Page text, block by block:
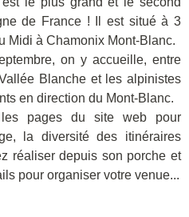
de France ! Il est situé à 3
Midi à Chamonix Mont-Blanc.
on y accueille, entre
Blanche et les alpinistes
en direction du Mont-Blanc.
pages du site web pour
la diversité des itinéraires
réaliser depuis son porche et
pour organiser votre venue...